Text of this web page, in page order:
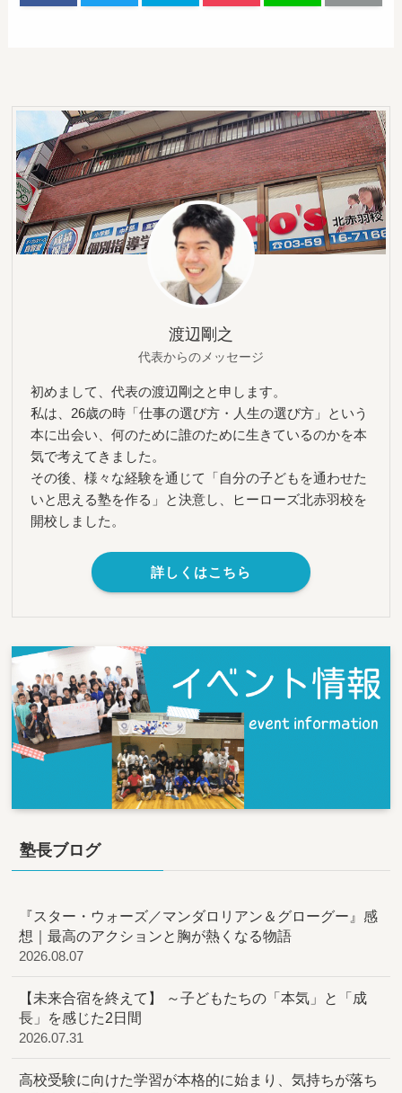
渡辺剛之
代表からのメッセージ
初めまして、代表の渡辺剛之と申します。
私は、26歳の時「仕事の選び方・人生の選び方」という
本に出会い、何のために誰のために生きているのかを本
気で考えてきました。
その後、様々な経験を通じて「自分の子どもを通わせた
いと思える塾を作る」と決意し、ヒーローズ北赤羽校を
開校しました。
詳しくはこちら
塾長ブログ
『スター・ウォーズ／マンダロリアン＆グローグー』感
想｜最高のアクションと胸が熱くなる物語
2026.08.07
【未来合宿を終えて】 ～子どもたちの「本気」と「成
長」を感じた2日間
2026.07.31
高校受験に向けた学習が本格的に始まり、気持ちが落ち